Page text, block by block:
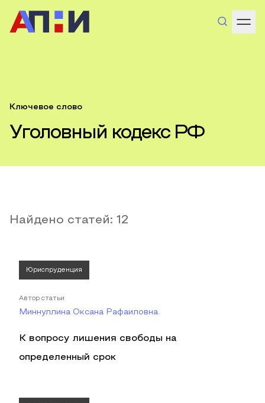
Ключевое слово
Уголовный кодекс РФ
Найдено статей: 12
Юриспруденция
Автор статьи
Миннуллина Оксана Рафаиловна.
К вопросу лишения свободы на
определенный срок